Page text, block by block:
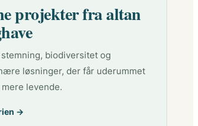
projekter fra altan
biodiversitet og
løsninger, der får uderummet
levende.
→